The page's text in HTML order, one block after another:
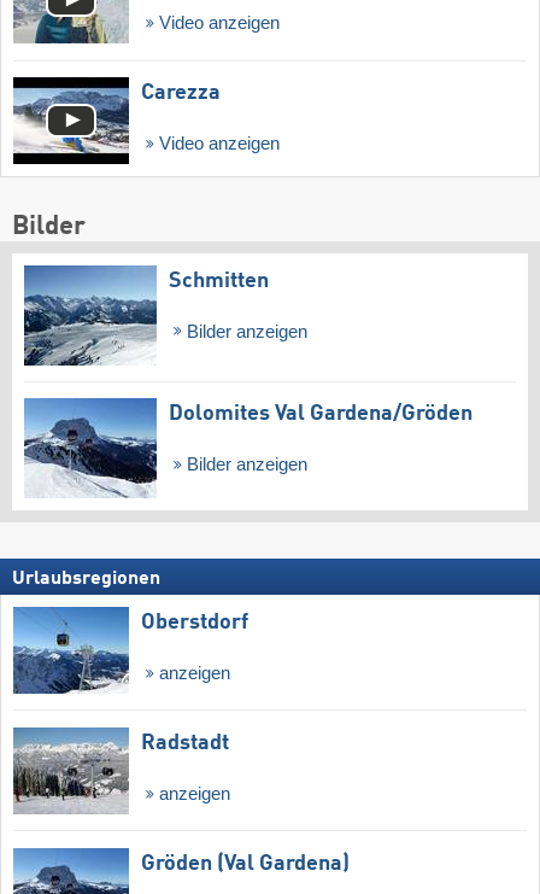
Video anzeigen
Carezza
Video anzeigen
Bilder
Schmitten
Bilder anzeigen
Dolomites Val Gardena/​Gröden
Bilder anzeigen
Urlaubsregionen
Oberstdorf
anzeigen
Radstadt
anzeigen
Gröden (Val Gardena)